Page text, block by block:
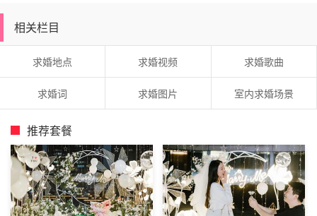
浪漫求婚场所二、候车厅求婚。
相关栏目
求婚地点 求婚视频 求婚歌曲
求婚词 求婚图片 室内求婚场景
推荐套餐